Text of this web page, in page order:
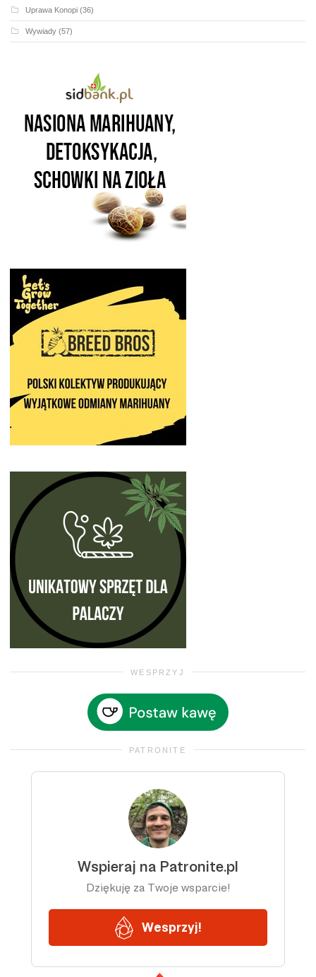
Uprawa Konopi (36)
Wywiady (57)
WESPRZYJ
PATRONITE